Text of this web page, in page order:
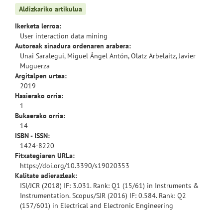
Aldizkariko artikulua
Ikerketa lerroa:
User interaction data mining
Autoreak sinadura ordenaren arabera:
Unai Saralegui, Miguel Ángel Antón, Olatz Arbelaitz, Javier
Muguerza
Argitalpen urtea:
2019
Hasierako orria:
1
Bukaerako orria:
14
ISBN - ISSN:
1424-8220
Fitxategiaren URLa:
https://doi.org/10.3390/s19020353
Kalitate adierazleak:
ISI/JCR (2018) IF: 3.031. Rank: Q1 (15/61) in Instruments &
Instrumentation. Scopus/SJR (2016) IF: 0.584. Rank: Q2
(157/601) in Electrical and Electronic Engineering